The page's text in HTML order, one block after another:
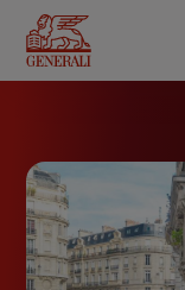
contenu
principal